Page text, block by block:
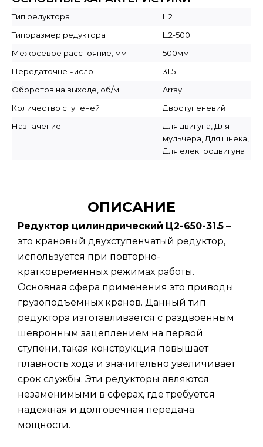
Тип редуктора
Ц2
Типоразмер редуктора
Ц2-500
Межосевое расстояние, мм
500мм
Передаточне число
31.5
Оборотов на выходе, об/м
Array
Количество ступеней
Двоступеневий
Назначение
Для двигуна, Для
мульчера, Для шнека,
Для електродвигуна
ОПИСАНИЕ
Редуктор цилиндрический Ц2-650-31.5 –
это крановый двухступенчатый редуктор,
используется при повторно-
кратковременных режимах работы.
Основная сфера применения это приводы
грузоподъемных кранов. Данный тип
редуктора изготавливается с раздвоенным
шевронным зацеплением на первой
ступени, такая конструкция повышает
плавность хода и значительно увеличивает
срок службы. Эти редукторы являются
незаменимыми в сферах, где требуется
надежная и долговечная передача
мощности.